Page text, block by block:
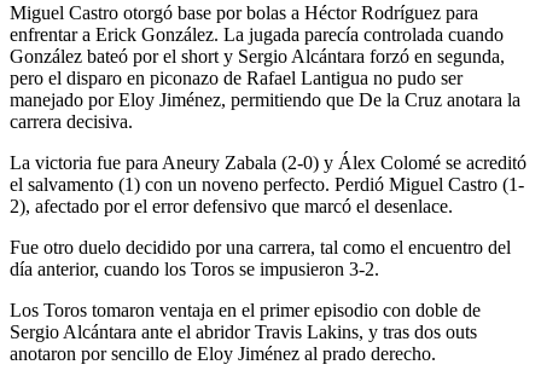
Miguel Castro otorgó base por bolas a Héctor Rodríguez para
enfrentar a Erick González. La jugada parecía controlada cuando
González bateó por el short y Sergio Alcántara forzó en segunda,
pero el disparo en piconazo de Rafael Lantigua no pudo ser
manejado por Eloy Jiménez, permitiendo que De la Cruz anotara la
carrera decisiva.
La victoria fue para Aneury Zabala (2-0) y Álex Colomé se acreditó
el salvamento (1) con un noveno perfecto. Perdió Miguel Castro (1-
2), afectado por el error defensivo que marcó el desenlace.
Fue otro duelo decidido por una carrera, tal como el encuentro del
día anterior, cuando los Toros se impusieron 3-2.
Los Toros tomaron ventaja en el primer episodio con doble de
Sergio Alcántara ante el abridor Travis Lakins, y tras dos outs
anotaron por sencillo de Eloy Jiménez al prado derecho.